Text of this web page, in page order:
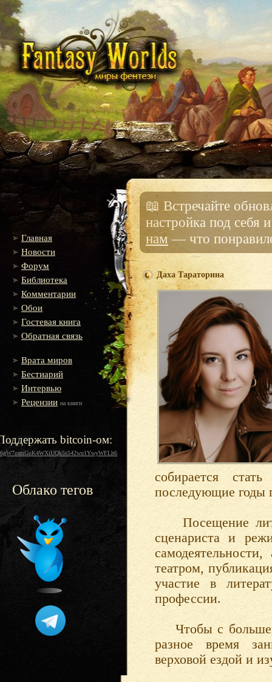
Главная
Новости
Форум
Библиотека
Комментарии
Обои
Гостевая книга
Обратная связь
Врата миров
Бестиарий
Интервью
Рецензии на книги
bitcoin-ом:
Облако тегов
📖 Встречайте
настройка под себя
нам — что
Даха Тараторина
собирается
последующие годы
Посещение
сценариста и
театром,
участие в
профессии.
Чтобы с большей
разное время
верховой ездой и